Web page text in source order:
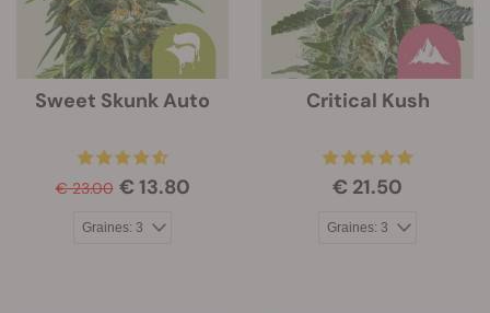
Sweet Skunk Auto
€ 23.00 € 13.80
Critical Kush
€ 21.50